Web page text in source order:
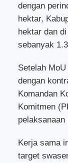
dengan
hektar,
hektar dan
sebanyak
Setelah
dengan
Komandan
Komitmen
pelaksanaan
Kerja sama
target